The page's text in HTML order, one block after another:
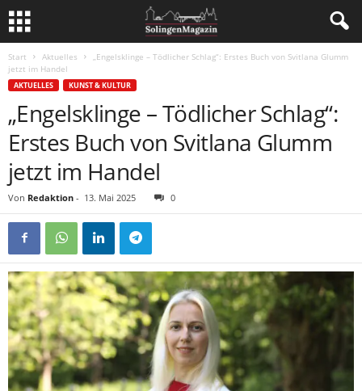
Start Aktuelles
„Engelsklinge – Tödlicher Schlag“: Erstes Buch von Svitlana Glumm
jetzt im Handel
AKTUELLES KUNST & KULTUR
„Engelsklinge – Tödlicher Schlag“:
Erstes Buch von Svitlana Glumm
jetzt im Handel
Von Redaktion - 13. Mai 2025 0